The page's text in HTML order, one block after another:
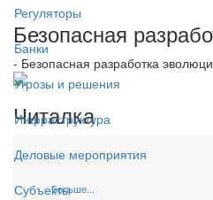
Регуляторы
Банки
Угрозы и решения
Инфраструктура
Деловые мероприятия
Субъекты
Безопасная
- Безопасная разработка
Читалка
Больше...